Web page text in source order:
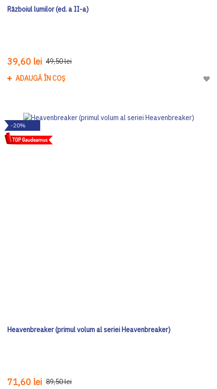
Războiul lumilor (ed. a II-a)
39,60 lei 49,50 lei
ADAUGĂ ÎN COȘ
-20%
Heavenbreaker (primul volum al seriei Heavenbreaker)
71,60 lei 89,50 lei